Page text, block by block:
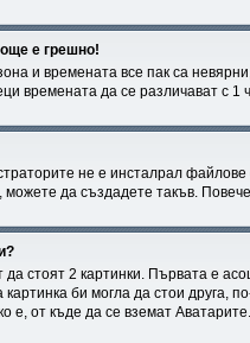
е грешно!
и времената все пак са
времената да се различават с 1
не е инсталрал
да създадете такъв.
стоят 2 картинки. Първата е
би могла да стои друга,
от къде да се вземат